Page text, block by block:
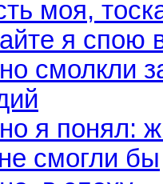
моя,
я спою
смолкли
я понял:
смогли бы